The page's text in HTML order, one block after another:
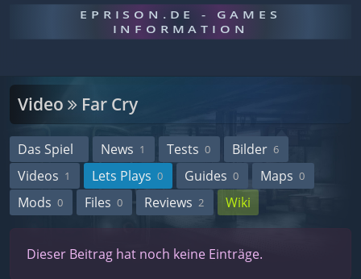
EPRISON.DE - GAMES
INFORMATION
Video Far Cry
Das Spiel News 1 Tests 0 Bilder 6
Videos 1 Lets Plays 0 Guides 0 Maps 0
Mods 0 Files 0 Reviews 2 Wiki
Dieser Beitrag hat noch keine Einträge.